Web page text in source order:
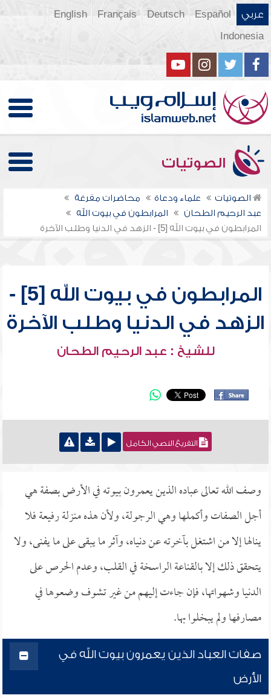
عربي Español
Deutsch
Français
English
Indonesia
الصوتيات
الصوتيات علماء ودعاة
محاضرات مفرغة
عبد الرحيم الطحان
المرابطون في بيوت الله
المرابطون في بيوت الله [5] - الزهد في الدنيا وطلب الآخرة
المرابطون في بيوت الله [5] -
الزهد في الدنيا وطلب الآخرة
للشيخ : عبد الرحيم الطحان
التفريغ النصي الكامل
وصف الله تعالى عباده الذين يعمرون بيوته في الأرض بصفة هي
أجل الصفات وأكملها وهي الرجولة، ولأن هذه منزلة رفيعة فلا
ينالها إلا من اشتغل بآخرته عن دنياه، وآثر ما يبقى على ما يفنى، ولا
يتحقق ذلك إلا بالقناعة الراسخة في القلب، وعدم الحرص على
الدنيا وشهواتها، فإن جاءت إليهم من غير تشوف وضعوها في
مصارفها ولم يبخلوا بها.
صفات العباد الذين يعمرون بيوت الله في
الأرض